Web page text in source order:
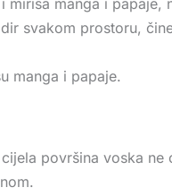
manga i
svakom prostoru,
manga i papaje.
površina voska